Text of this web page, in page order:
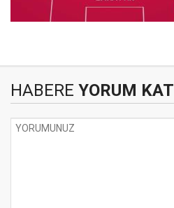
HABERE YORUM KAT